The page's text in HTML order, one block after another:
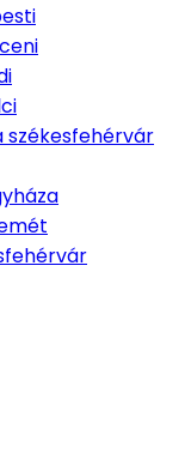
székesfehérvár